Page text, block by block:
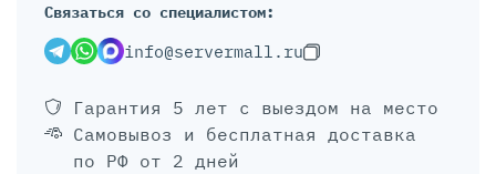
Связаться со специалистом:
info@servermall.ru
Гарантия 5 лет с выездом на место
Самовывоз и бесплатная доставка
по РФ от 2 дней